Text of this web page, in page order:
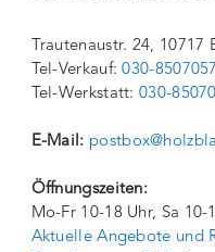
Trautenaustr. 24, 10717
Tel-Verkauf:030-
Tel-Werkstatt:030-
E-Mail:
Öffnungszeiten:
Mo-Fr 10-18 Uhr, Sa 10-
Aktuelle Angebote und